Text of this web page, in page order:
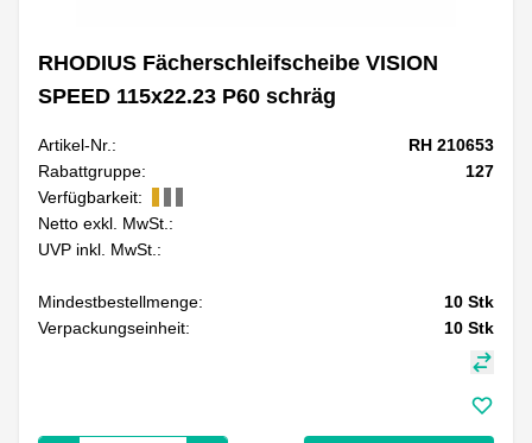
RHODIUS Fächerschleifscheibe VISION
SPEED 115x22.23 P60 schräg
Artikel-Nr.:
RH 210653
Rabattgruppe:
127
Verfügbarkeit:
Netto exkl. MwSt.:
UVP inkl. MwSt.:
Mindestbestellmenge: 10 Stk
Verpackungseinheit:
10 Stk